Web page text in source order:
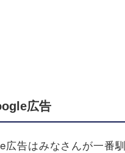
広告
広告はみなさんが一番